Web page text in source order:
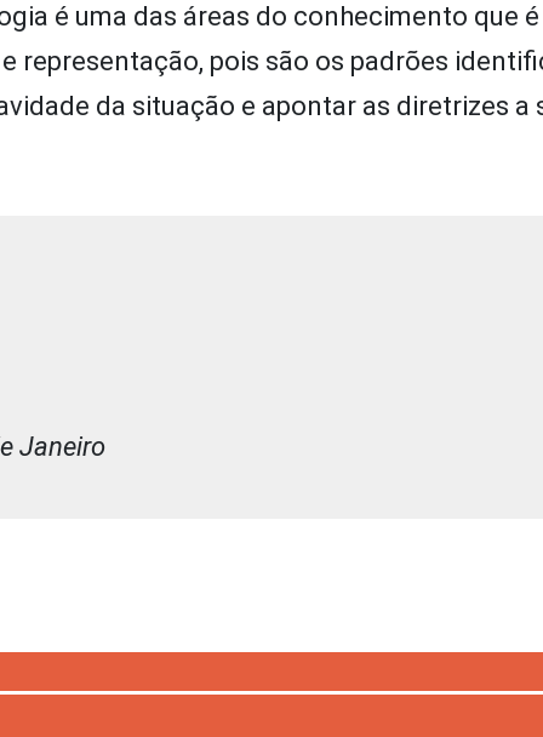
é uma das áreas do conhecimento que é
representação, pois são os padrões
da situação e apontar as diretrizes a
Janeiro